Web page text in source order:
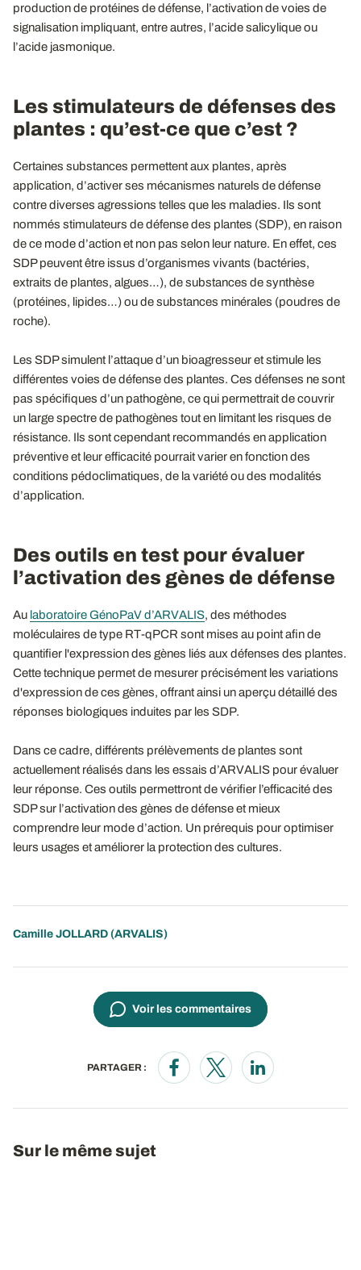
production de protéines de défense, l’activation de voies de
signalisation impliquant, entre autres, l’acide salicylique ou
l’acide jasmonique.
Les stimulateurs de défenses des
plantes : qu’est-ce que c’est ?
Certaines substances permettent aux plantes, après
application, d’activer ses mécanismes naturels de défense
contre diverses agressions telles que les maladies. Ils sont
nommés stimulateurs de défense des plantes (SDP), en raison
de ce mode d’action et non pas selon leur nature. En effet, ces
SDP peuvent être issus d’organismes vivants (bactéries,
extraits de plantes, algues…), de substances de synthèse
(protéines, lipides…) ou de substances minérales (poudres de
roche).
Les SDP simulent l’attaque d’un bioagresseur et stimule les
différentes voies de défense des plantes. Ces défenses ne sont
pas spécifiques d’un pathogène, ce qui permettrait de couvrir
un large spectre de pathogènes tout en limitant les risques de
résistance. Ils sont cependant recommandés en application
préventive et leur efficacité pourrait varier en fonction des
conditions pédoclimatiques, de la variété ou des modalités
d’application.
Des outils en test pour évaluer
l’activation des gènes de défense
Au laboratoire GénoPaV d’ARVALIS, des méthodes
moléculaires de type RT-qPCR sont mises au point afin de
quantifier l'expression des gènes liés aux défenses des plantes.
Cette technique permet de mesurer précisément les variations
d'expression de ces gènes, offrant ainsi un aperçu détaillé des
réponses biologiques induites par les SDP.
Dans ce cadre, différents prélèvements de plantes sont
actuellement réalisés dans les essais d’ARVALIS pour évaluer
leur réponse. Ces outils permettront de vérifier l’efficacité des
SDP sur l’activation des gènes de défense et mieux
comprendre leur mode d’action. Un prérequis pour optimiser
leurs usages et améliorer la protection des cultures.
Camille JOLLARD (ARVALIS)
Voir les commentaires
PARTAGER :
Opens in a new window
Opens in a new window
Opens in a new
Sur le même sujet